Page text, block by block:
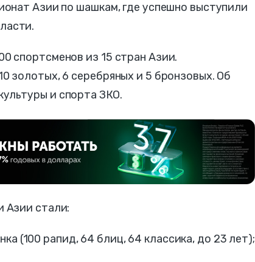
Азии по шашкам, где успешно выступили
спортсменов из 15 стран Азии.
золотых, 6 серебряных и 5 бронзовых. Об
и спорта ЗКО.
Азии стали:
(100 рапид, 64 блиц, 64 классика, до 23 лет);